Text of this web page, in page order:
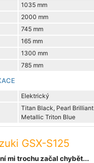
1035 mm
2000 mm
745 mm
165 mm
1300 mm
785 mm
Elektrický
Titan Black, Pearl
Metallic Triton Blue
GSX-S125
mi trochu začal chybět...